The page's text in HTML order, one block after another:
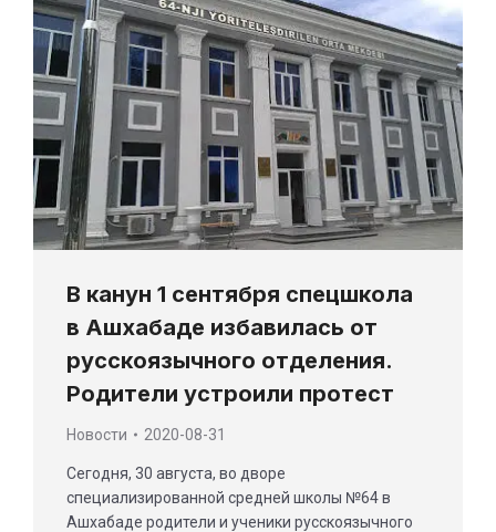
В канун 1 сентября спецшкола
в Ашхабаде избавилась от
русскоязычного отделения.
Родители устроили протест
Новости 2020-08-31
Сегодня, 30 августа, во дворе
специализированной средней школы №64 в
Ашхабаде родители и ученики русскоязычного